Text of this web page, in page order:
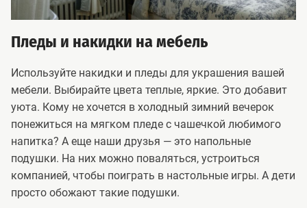
Пледы и накидки на мебель
Используйте накидки и пледы для украшения вашей
мебели. Выбирайте цвета теплые, яркие. Это добавит
уюта. Кому не хочется в холодный зимний вечерок
понежиться на мягком пледе с чашечкой любимого
напитка? А еще наши друзья — это напольные
подушки. На них можно поваляться, устроиться
компанией, чтобы поиграть в настольные игры. А дети
просто обожают такие подушки.